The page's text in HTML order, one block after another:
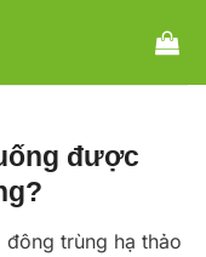
được
trùng hạ thảo